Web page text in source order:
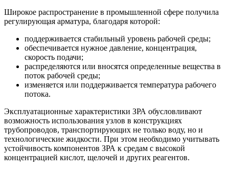
Широкое распространение в промышленной сфере получила
регулирующая арматура, благодаря которой:
поддерживается стабильный уровень рабочей среды;
обеспечивается нужное давление, концентрация,
скорость подачи;
распределяются или вносятся определенные вещества в
поток рабочей среды;
изменяется или поддерживается температура рабочего
потока.
Эксплуатационные характеристики ЗРА обусловливают
возможность использования узлов в конструкциях
трубопроводов, транспортирующих не только воду, но и
технологические жидкости. При этом необходимо учитывать
устойчивость компонентов ЗРА к средам с высокой
концентрацией кислот, щелочей и других реагентов.